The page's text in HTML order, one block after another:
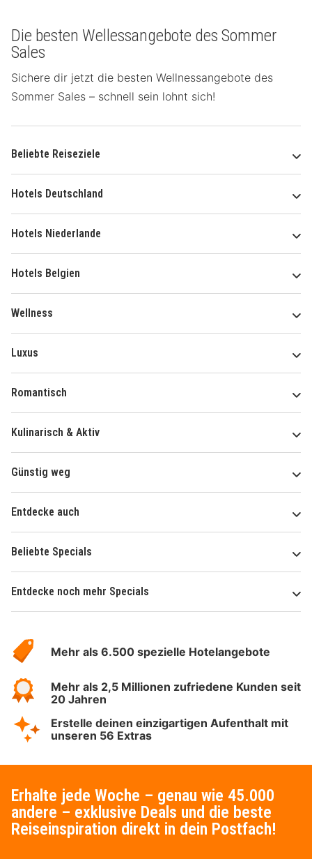
Die besten Wellessangebote des Sommer
Sales
Sichere dir jetzt die besten Wellnessangebote des
Sommer Sales – schnell sein lohnt sich!
Beliebte Reiseziele
Hotels Deutschland
Hotels Niederlande
Hotels Belgien
Wellness
Luxus
Romantisch
Kulinarisch & Aktiv
Günstig weg
Entdecke auch
Beliebte Specials
Entdecke noch mehr Specials
Hotelspecials
Mehr als 6.500 spezielle Hotelangebote
Mehr als 2,5 Millionen zufriedene Kunden seit
20 Jahren
Erstelle deinen einzigartigen Aufenthalt mit
unseren 56 Extras
Erhalte jede Woche – genau wie 45.000
andere – exklusive Deals und die beste
Reiseinspiration direkt in dein Postfach!